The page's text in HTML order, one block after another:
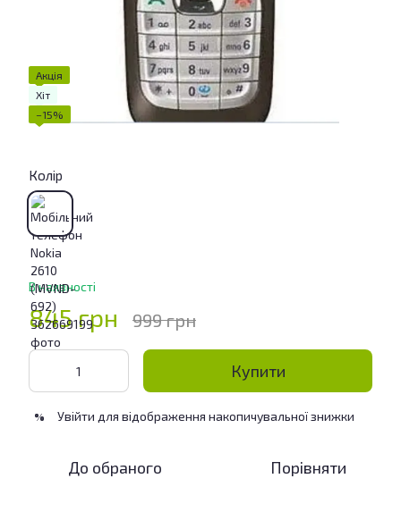
Акція
Хіт
−15%
Колір
В наявності
845 грн 999 грн
Купити
% Увійти для відображення накопичувальної знижки
До обраного Порівняти